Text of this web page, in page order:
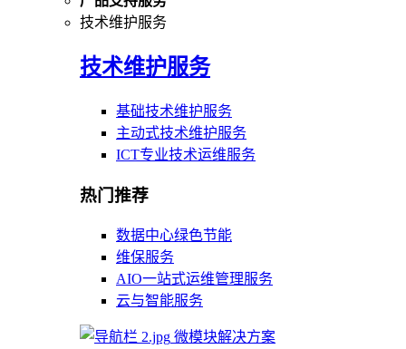
技术维护服务
技术维护服务
基础技术维护服务
主动式技术维护服务
ICT专业技术运维服务
热门推荐
数据中心绿色节能
维保服务
AIO一站式运维管理服务
云与智能服务
微模块解决方案